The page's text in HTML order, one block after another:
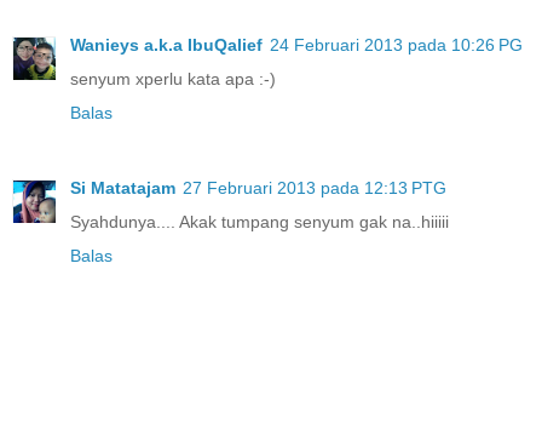
Wanieys a.k.a IbuQalief 24 Februari 2013 pada 10:26 PG
senyum xperlu kata apa :-)
Balas
Si Matatajam 27 Februari 2013 pada 12:13 PTG
Syahdunya.... Akak tumpang senyum gak na..hiiiii
Balas